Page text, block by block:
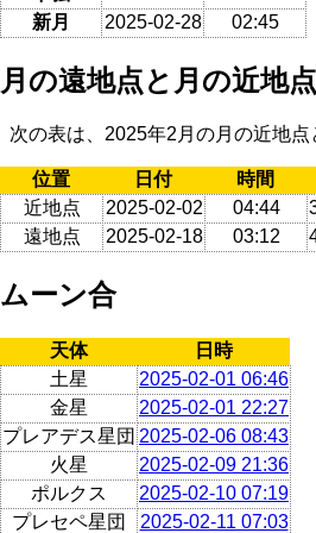
新月
2025-02-28 02:45
月の遠地点と月の近地点
次の表は、2025年2月の月の近地点
位置 日付 時間
近地点
2025-02-02 04:44
遠地点
2025-02-18 03:12
ムーン合
天体
日時
土星
2025-02-01 06:46
金星
2025-02-01 22:27
プレアデス星団 2025-02-06 08:43
火星
2025-02-09 21:36
ポルクス
2025-02-10 07:19
プレセペ星団
2025-02-11 07:03